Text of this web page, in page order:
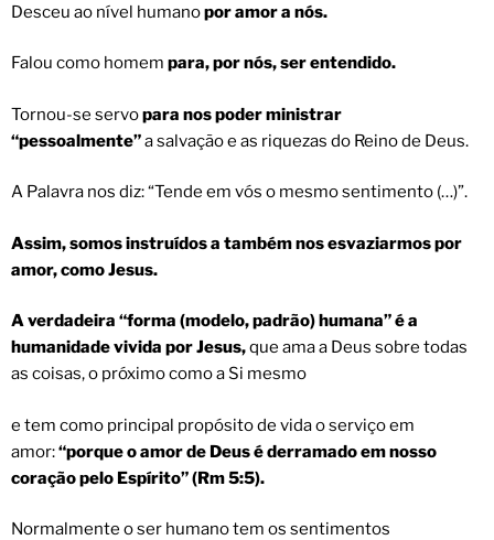
Desceu ao nível humanopor amor a nós.
Falou como homem para, por nós, ser entendido.
Tornou-se servopara nos poder ministrar
“pessoalmente”a salvação e as riquezas do Reino de Deus.
A Palavra nos diz: “Tende em vós o mesmo sentimento (…)”.
Assim, somos instruídos a também nos esvaziarmos por
amor, como Jesus.
A verdadeira “forma (modelo, padrão) humana” é a
humanidade vivida por Jesus,que ama a Deus sobre todas
as coisas, o próximo como a Si mesmo
e tem como principal propósito de vida o serviço em
amor:“porque o amor de Deus é derramado em nosso
coração pelo Espírito” (Rm 5:5).
Normalmente o ser humano tem os sentimentos